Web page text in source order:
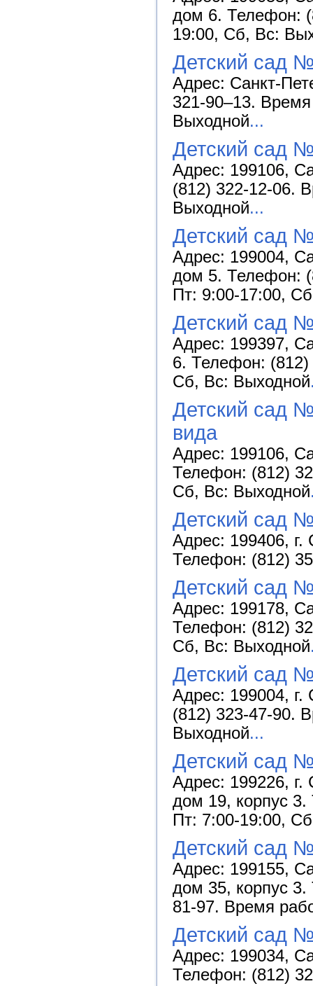
дом 6. Телефон:
19:00, Сб, Вс:
Детский сад
Адрес: Санкт-
321-90–13.
Выходной...
Детский сад
Адрес: 199106,
(812) 322-12-06.
Выходной...
Детский сад
Адрес: 199004,
дом 5. Телефон:
Пт: 9:00-17:00,
Детский сад
Адрес: 199397,
6. Телефон:
Сб, Вс: Выходной
Детский сад
вида
Адрес: 199106,
Телефон: (812)
Сб, Вс: Выходной
Детский сад
Адрес: 199406, г.
Телефон: (812)
Детский сад
Адрес: 199178,
Телефон: (812)
Сб, Вс: Выходной
Детский сад
Адрес: 199004,
(812) 323-47-90.
Выходной...
Детский сад
Адрес: 199226, г.
дом 19, корпус
Пт: 7:00-19:00,
Детский сад
Адрес: 199155,
дом 35, корпус
81-97. Время
Детский сад
Адрес: 199034,
Телефон: (812)